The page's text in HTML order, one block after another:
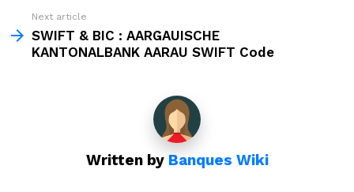
Next article
SWIFT & BIC : AARGAUISCHE
KANTONALBANK AARAU SWIFT Code
Written by Banques Wiki